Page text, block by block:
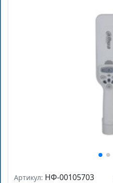
Артикул: НФ-00105703